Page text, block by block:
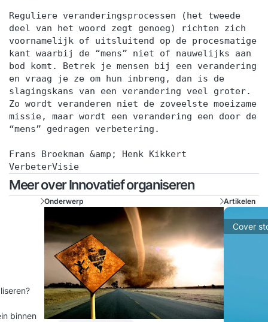
Reguliere veranderingsprocessen (het tweede
deel van het woord zegt genoeg) richten zich
voornamelijk of uitsluitend op de procesmatige
kant waarbij de “mens” niet of nauwelijks aan
bod komt. Betrek je mensen bij een verandering
en vraag je ze om hun inbreng, dan is de
slagingskans van een verandering veel groter.
Zo wordt veranderen niet de zoveelste moeizame
missie, maar wordt een verandering een door de
“mens” gedragen verbetering.
Frans Broekman &amp; Henk Kikkert
VerbeterVisie
Meer over Innovatief organiseren
binnen
Onderwerp Artikelen
Cover